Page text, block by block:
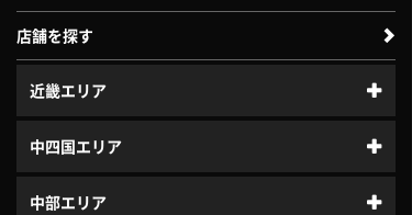
店舗を探す
近畿エリア
中四国エリア
中部エリア